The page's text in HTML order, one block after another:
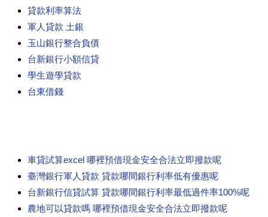
貸款利率算法
軍人貸款 土銀
玉山銀行整合負債
台新銀行小額信貸
學生遊學貸款
台東借錢
車貸試算excel 哪裡預借現金安全合法立即撥款呢
臺灣銀行軍人貸款 貸款哪間銀行利率低有優惠呢
台新銀行信貸試算 貸款哪間銀行利率最低過件率100%呢
農地可以貸款嗎 哪裡預借現金安全合法立即撥款呢